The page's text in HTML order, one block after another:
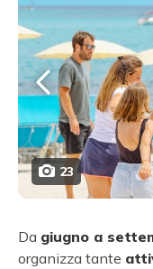
23
Da giugno a
organizza tante